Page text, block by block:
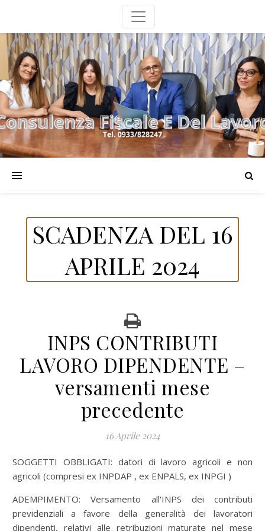
SCADENZA DEL 16
APRILE 2024
INPS CONTRIBUTI
LAVORO DIPENDENTE –
versamenti mese
precedente
16 Aprile 2024
SOGGETTI OBBLIGATI: datori di lavoro agricoli e non
agricoli (compresi ex INPDAP , ex ENPALS, ex INPGI )
ADEMPIMENTO: Versamento all'INPS dei contributi
previdenziali a favore della generalità dei lavoratori
dipendenti, relativi alle retribuzioni maturate nel mese